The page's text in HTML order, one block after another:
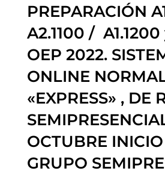
PREPARACIÓN
A2.1100 /
OEP 2022.
ONLINE
«EXPRESS» , DE
OCTUBRE
GRUPO